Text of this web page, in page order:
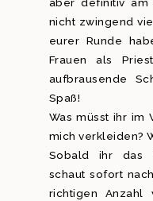
aber definitiv am
nicht zwingend
eurer Runde
Frauen als
aufbrausende
Spaß!
Was müsst ihr im
mich verkleiden?
Sobald ihr das
schaut sofort
richtigen